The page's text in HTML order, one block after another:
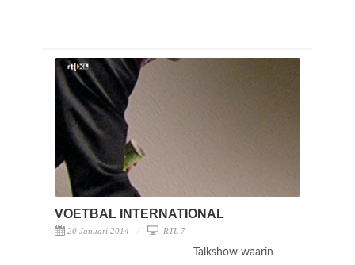
VOETBAL INTERNATIONAL
20 Januari 2014 RTL 7
Talkshow waarin